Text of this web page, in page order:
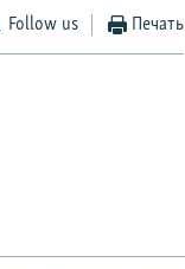
Follow us Печать